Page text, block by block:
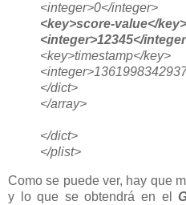
<integer>0</integer>
<key>score-value</key>
<integer>12345</
<key>timestamp</key>
</dict>
</array>
</dict>
</plist>
Como se puede ver, hay que
y lo que se obtendrá en el